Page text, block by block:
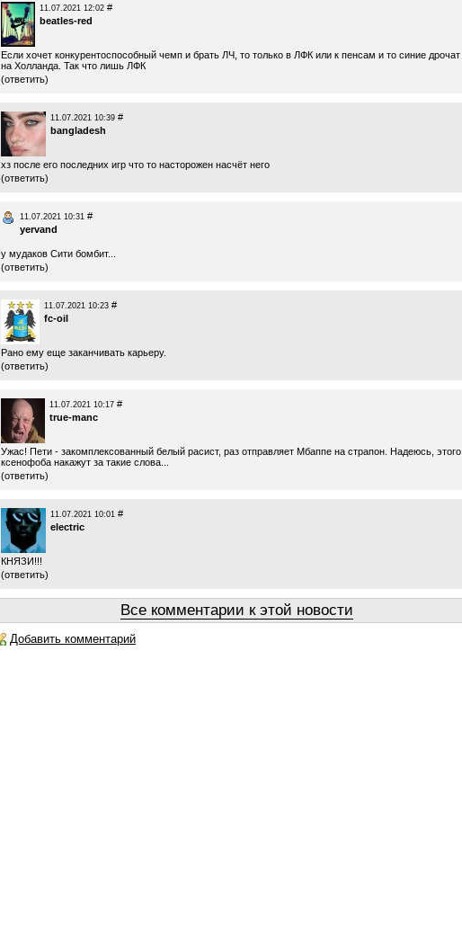
11.07.2021 12:02 #
beatles-red
Если хочет конкурентоспособный чемп и брать ЛЧ, то только в ЛФК или к пенсам и то синие дрочат
на Холланда. Так что лишь ЛФК
(ответить)
11.07.2021 10:39 #
bangladesh
хз после его последних игр что то насторожен насчёт него
(ответить)
11.07.2021 10:31 #
yervand
у мудаков Сити бомбит...
(ответить)
11.07.2021 10:23 #
fc-oil
Рано ему еще заканчивать карьеру.
(ответить)
11.07.2021 10:17 #
true-manc
Ужас! Пети - закомплексованный белый расист, раз отправляет Мбаппе на страпон. Надеюсь, этого
ксенофоба накажут за такие слова...
(ответить)
11.07.2021 10:01 #
electric
КНЯЗИ!!!
(ответить)
Все комментарии к этой новости
Добавить комментарий